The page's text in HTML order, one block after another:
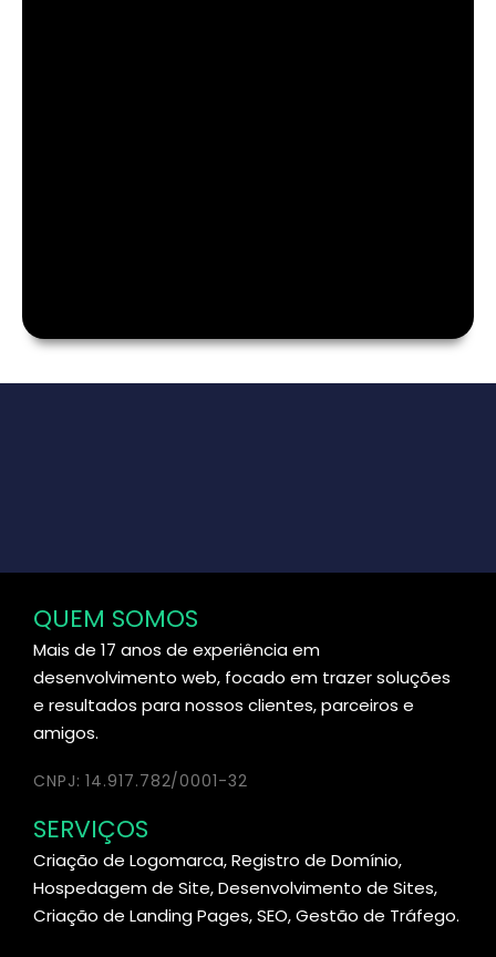
QUEM SOMOS
Mais de 17 anos de experiência em
desenvolvimento web, focado em trazer soluções
e resultados para nossos clientes, parceiros e
amigos.
CNPJ: 14.917.782/0001-32
SERVIÇOS
Criação de Logomarca, Registro de Domínio,
Hospedagem de Site, Desenvolvimento de Sites,
Criação de Landing Pages, SEO, Gestão de Tráfego.